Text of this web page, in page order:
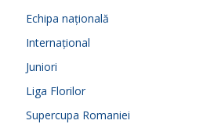
Echipa națională
Internațional
Juniori
Liga Florilor
Supercupa Romaniei